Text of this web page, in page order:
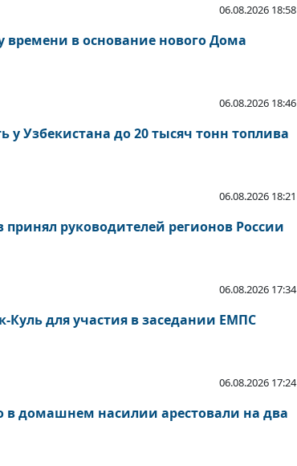
06.08.2026 18:58
времени в основание нового Дома
06.08.2026 18:46
у Узбекистана до 20 тысяч тонн топлива
06.08.2026 18:21
руководителей регионов России
06.08.2026 17:34
для участия в заседании ЕМПС
06.08.2026 17:24
в домашнем насилии арестовали на два